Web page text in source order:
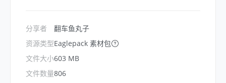
分享者
资源类型
文件大小
文件数量
翻车鱼丸子
Eaglepack 素材包
603 MB
806